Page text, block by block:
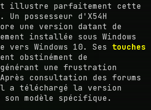
illustre parfaitement cette
Un possesseur d'X54H
une version datant de
installée sous Windows
vers Windows 10. Ses touches
obstinément de
une frustration
consultation des forums
a téléchargé la version
son modèle spécifique.